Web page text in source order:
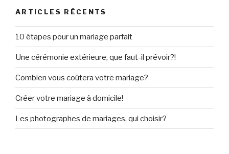
ARTICLES RÉCENTS
10 étapes pour un mariage parfait
Une cérémonie extérieure, que faut-il prévoir?!
Combien vous coûtera votre mariage?
Créer votre mariage à domicile!
Les photographes de mariages, qui choisir?